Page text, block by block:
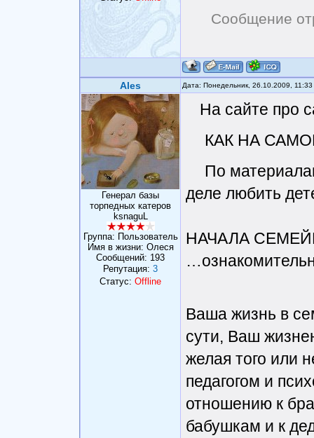
Сообщение
Ales Дата: Понедельник, 26.10.2009,
Генерал базы
торпедных катеров
ksnaguL
Группа: Пользователь
Имя в жизни: Олеся
Сообщений: 193
Репутация: 3
Статус: Offline
На сайте про
КАК НА
По
деле любить
НАЧАЛА
Ваша жизнь в
сути, Ваш
желая того или
педагогом и
отношению к
бабушкам и к